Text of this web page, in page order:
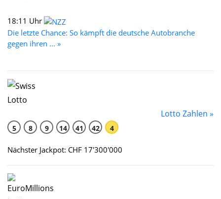
18:11 Uhr
Die letzte Chance: So kämpft die deutsche Autobranche
gegen ihren ... »
Lotto Zahlen »
5 8 9 14 41 42 4
Nächster Jackpot: CHF 17'300'000